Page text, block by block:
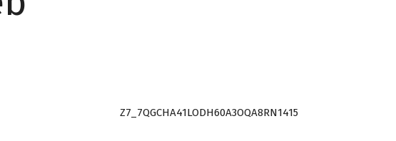
Z7_7QGCHA41LODH60A3OQA8RN1415